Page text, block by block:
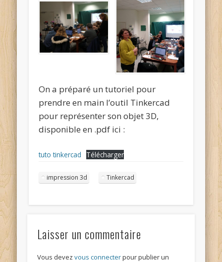
On a préparé un tutoriel pour
prendre en main l’outil Tinkercad
pour représenter son objet 3D,
disponible en .pdf ici :
tuto tinkercad Télécharger
impression 3d Tinkercad
Laisser un commentaire
Vous devez vous connecterpour publier un